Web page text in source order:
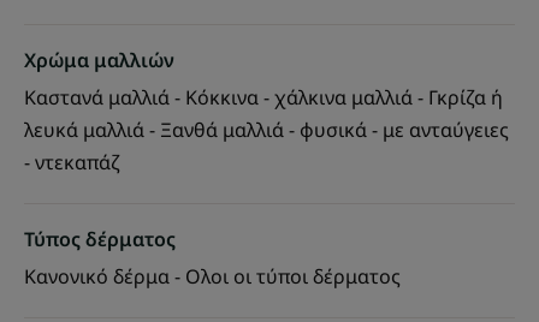
Χρώμα μαλλιών
Καστανά μαλλιά - Κόκκινα - χάλκινα μαλλιά - Γκρίζα ή
λευκά μαλλιά - Ξανθά μαλλιά - φυσικά - με ανταύγειες
- ντεκαπάζ
Τύπος δέρματος
Κανονικό δέρμα - Ολοι οι τύποι δέρματος